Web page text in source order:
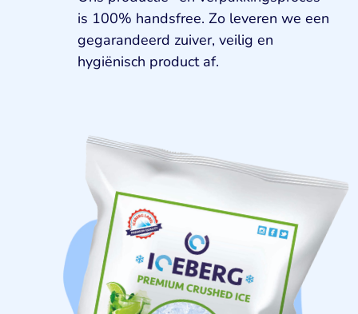
is 100% handsfree. Zo leveren we een
gegarandeerd zuiver, veilig en
hygiënisch product af.